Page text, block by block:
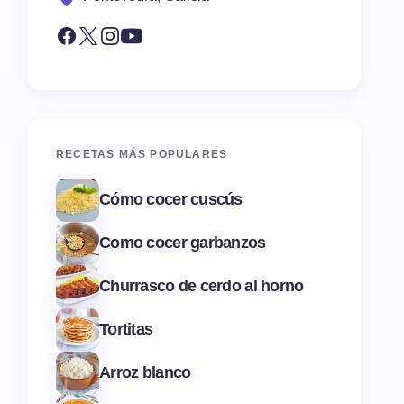
RECETAS MÁS POPULARES
Cómo cocer cuscús
Como cocer garbanzos
Churrasco de cerdo al horno
Tortitas
Arroz blanco